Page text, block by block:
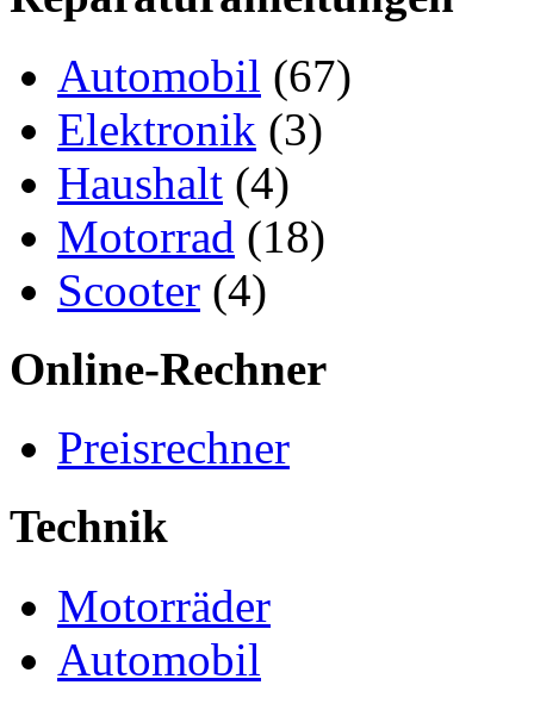
Automobil (67)
Elektronik (3)
Haushalt (4)
Motorrad (18)
Scooter (4)
Online-Rechner
Preisrechner
Technik
Motorräder
Automobil